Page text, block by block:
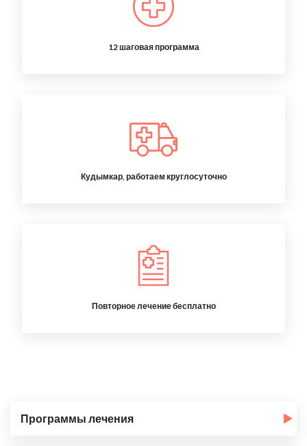
12 шаговая программа
Кудымкар, работаем круглосуточно
Повторное лечение бесплатно
Программы лечения